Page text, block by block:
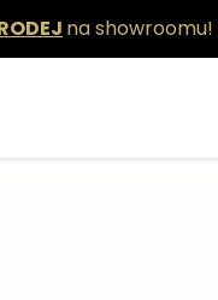
na showroomu!